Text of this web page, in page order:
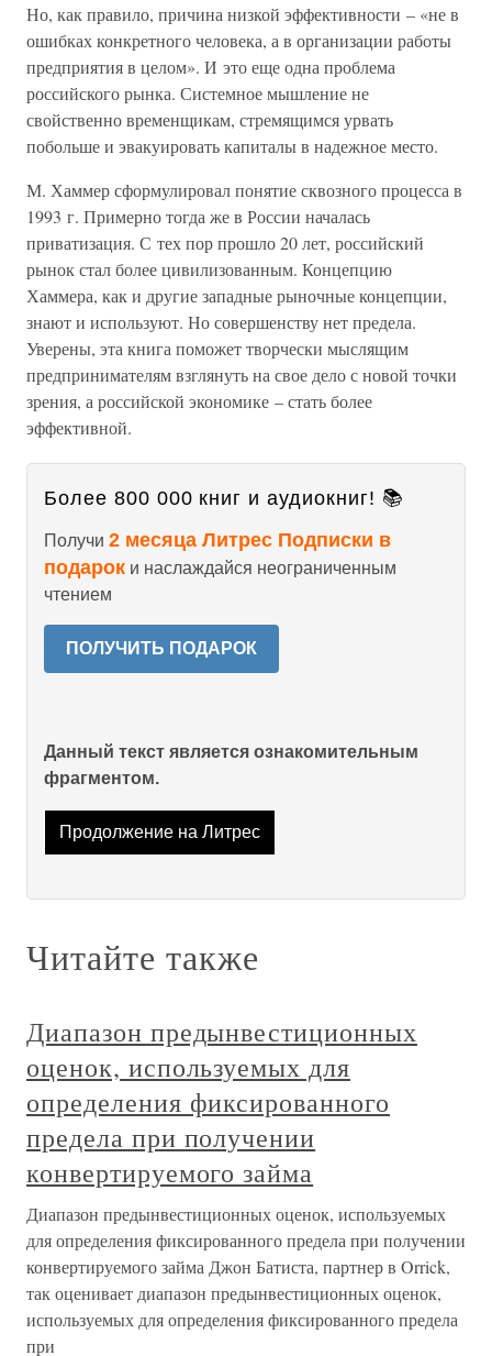
Но, как правило, причина низкой эффективности – «не в
ошибках конкретного человека, а в организации работы
предприятия в целом». И это еще одна проблема
российского рынка. Системное мышление не
свойственно временщикам, стремящимся урвать
побольше и эвакуировать капиталы в надежное место.
М. Хаммер сформулировал понятие сквозного процесса в
1993 г. Примерно тогда же в России началась
приватизация. С тех пор прошло 20 лет, российский
рынок стал более цивилизованным. Концепцию
Хаммера, как и другие западные рыночные концепции,
знают и используют. Но совершенству нет предела.
Уверены, эта книга поможет творчески мыслящим
предпринимателям взглянуть на свое дело с новой точки
зрения, а российской экономике – стать более
эффективной.
Более 800 000 книг и аудиокниг! 📚
Получи 2 месяца Литрес Подписки в
подарок и наслаждайся неограниченным
чтением
ПОЛУЧИТЬ ПОДАРОК
Данный текст является ознакомительным
фрагментом.
Продолжение на Литрес
Читайте также
Диапазон предынвестиционных
оценок, используемых для
определения фиксированного
предела при получении
конвертируемого займа
Диапазон предынвестиционных оценок, используемых
для определения фиксированного предела при получении
конвертируемого займа Джон Батиста, партнер в Orrick,
так оценивает диапазон предынвестиционных оценок,
используемых для определения фиксированного предела
при